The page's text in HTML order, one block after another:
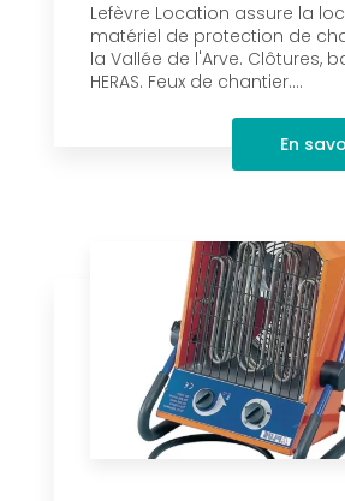
Lefèvre Location assure la
matériel de protection de
la Vallée de l'Arve. Clôtures,
HERAS. Feux de chantier....
En